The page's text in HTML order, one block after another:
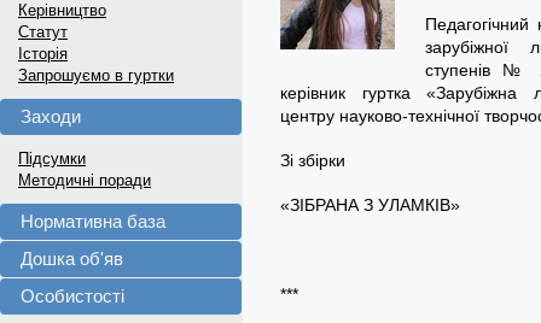
Керівництво
Статут
Історія
Запрошуємо в гуртки
Заходи
Підсумки
Методичні поради
Нормативна база
Дошка об'яв
Особистості
зарубіжної
ступенів №
керівник гуртка «Зарубіжна
центру науково-технічної
Зі збірки
«ЗІБРАНА З УЛАМКІВ»
***